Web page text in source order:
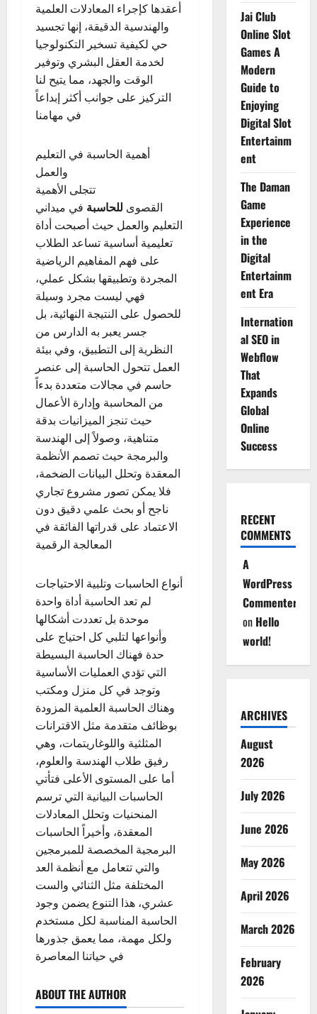
أعقدها كإجراء المعادلات العلمية
والهندسية الدقيقة، إنها تجسيد
حي لكيفية تسخير التكنولوجيا
لخدمة العقل البشري وتوفير
الوقت والجهد، مما يتيح لنا
التركيز على جوانب أكثر إبداعاً
في مهامنا
أهمية الحاسبة في التعليم
والعمل
تتجلى الأهمية
القصوى للحاسبة في ميداني
التعليم والعمل حيث أصبحت أداة
تعليمية أساسية تساعد الطلاب
على فهم المفاهيم الرياضية
المجردة وتطبيقها بشكل عملي،
فهي ليست مجرد وسيلة
للحصول على النتيجة النهائية، بل
جسر يعبر به الدارس من
النظرية إلى التطبيق، وفي بيئة
العمل تتحول الحاسبة إلى عنصر
حاسم في مجالات متعددة بدءاً
من المحاسبة وإدارة الأعمال
حيث تنجز الميزانيات بدقة
متناهية، وصولاً إلى الهندسة
والبرمجة حيث تصمم الأنظمة
المعقدة وتحلل البيانات الضخمة،
فلا يمكن تصور مشروع تجاري
ناجح أو بحث علمي دقيق دون
الاعتماد على قدراتها الفائقة في
المعالجة الرقمية
أنواع الحاسبات وتلبية الاحتياجات
لم تعد الحاسبة أداة واحدة
موحدة بل تعددت أشكالها
وأنواعها لتلبي كل احتياج على
حدة فهناك الحاسبة البسيطة
التي تؤدي العمليات الأساسية
وتوجد في كل منزل ومكتب
وهناك الحاسبة العلمية المزودة
بوظائف متقدمة مثل الاقترانات
المثلثية واللوغاريتمات، وهي
رفيق طلاب الهندسة والعلوم،
أما على المستوى الأعلى فتأتي
الحاسبات البيانية التي ترسم
المنحنيات وتحلل المعادلات
المعقدة، وأخيراً الحاسبات
البرمجية المخصصة للمبرمجين
والتي تتعامل مع أنظمة العد
المختلفة مثل الثنائي والست
عشري، هذا التنوع يضمن وجود
الحاسبة المناسبة لكل مستخدم
ولكل مهمة، مما يعمق جذورها
في حياتنا المعاصرة
ABOUT THE AUTHOR
Jai Club
Online Slot
Games A
Modern
Guide to
Enjoying
Digital Slot
Entertainm
ent
The Daman
Game
Experience
in the
Digital
Entertainm
ent Era
Internation
al SEO in
Webflow
That
Expands
Global
Online
Success
RECENT
COMMENTS
A
WordPress
Commenter
on Hello
world!
ARCHIVES
August
2026
July 2026
June 2026
May 2026
April 2026
March 2026
February
2026